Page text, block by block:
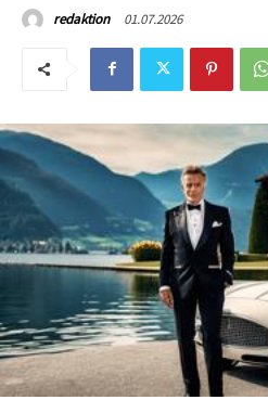
redaktion 01.07.2026